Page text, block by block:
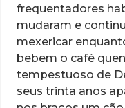
frequentadores
mudaram e
mexericar
bebem o café
tempestuoso de
seus trinta anos